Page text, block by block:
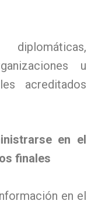
u
acreditados
en el
finales
en el